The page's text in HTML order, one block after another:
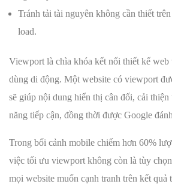
Tránh tải tài nguyên không cần thiết
load.
Viewport là chìa khóa kết nối thiết kế
dùng di động. Một website có viewport
sẽ giúp nội dung hiển thị cân đối, cải thiện
năng tiếp cận, đồng thời được Google
Trong bối cảnh mobile chiếm hơn 60%
việc tối ưu viewport không còn là tùy
mọi website muốn cạnh tranh trên kết quả